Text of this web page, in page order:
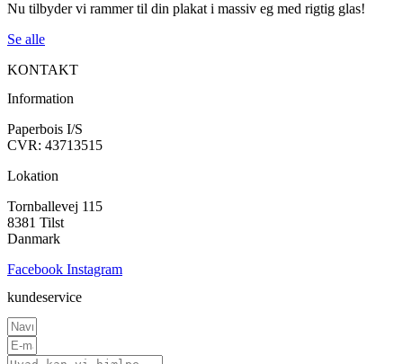
Nu tilbyder vi rammer til din plakat i massiv eg med rigtig glas!
Se alle
KONTAKT
Information
Paperbois I/S
CVR: 43713515
Lokation
Tornballevej 115
8381 Tilst
Danmark
Facebook Instagram
kundeservice